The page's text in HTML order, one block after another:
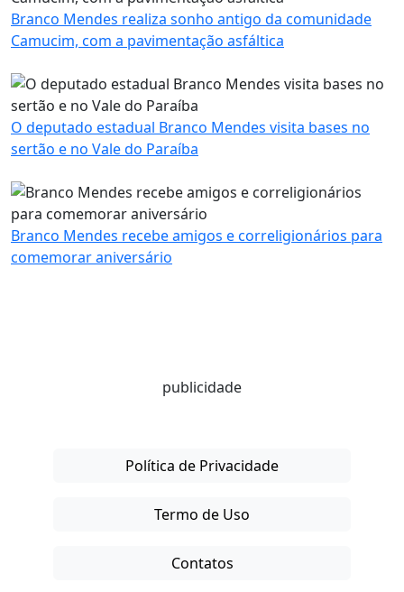
Branco Mendes realiza sonho antigo da comunidade
Camucim, com a pavimentação asfáltica
O deputado estadual Branco Mendes visita bases no
sertão e no Vale do Paraíba
Branco Mendes recebe amigos e correligionários para
comemorar aniversário
publicidade
Política de Privacidade
Termo de Uso
Contatos